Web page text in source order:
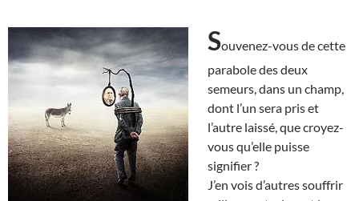
Souvenez-vous de cette
parabole des deux
semeurs, dans un champ,
dont l’un sera pris et
l’autre laissé, que croyez-
vous qu’elle puisse
signifier ?
J’en vois d’autres souffrir